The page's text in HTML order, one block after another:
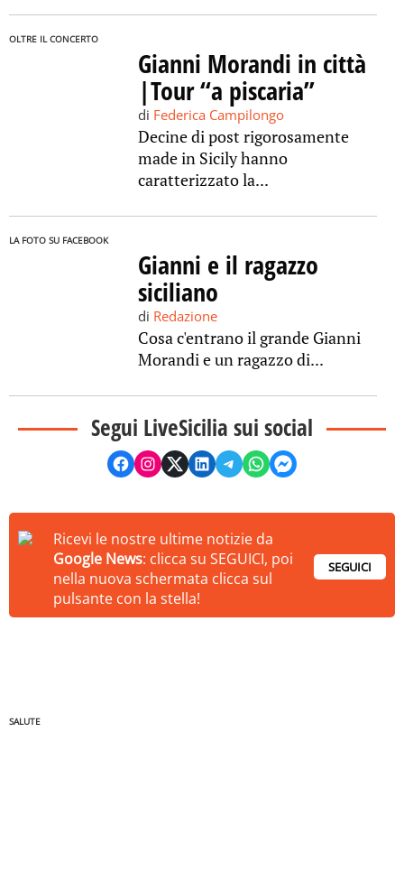
OLTRE IL CONCERTO
Gianni Morandi in città
|Tour “a piscaria”
di Federica Campilongo
Decine di post rigorosamente
made in Sicily hanno
caratterizzato la...
LA FOTO SU FACEBOOK
Gianni e il ragazzo
siciliano
di Redazione
Cosa c'entrano il grande Gianni
Morandi e un ragazzo di...
Segui LiveSicilia sui social
Ricevi le nostre ultime notizie da
Google News: clicca su SEGUICI, poi
nella nuova schermata clicca sul
pulsante con la stella!
SEGUICI
SALUTE